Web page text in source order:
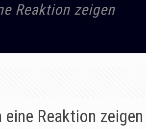
Reaktion zeigen
Reaktion zeigen